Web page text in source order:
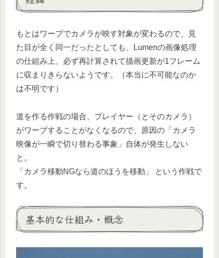
もとはワープでカメラが映す対象が変わるので、見
た目が全く同一だったとしても、Lumenの画像処理
の仕組み上、必ず再計算されて描画更新が1フレーム
に収まりきらないようです。（本当に不可能なのか
は不明です）
道を作る作戦の場合、プレイヤー（とそのカメラ）
がワープすることがなくなるので、原因の「カメラ
映像が一瞬で切り替わる事象」自体が発生しない
と。
「カメラ移動NGなら道のほうを移動」 という作戦で
す。
基本的な仕組み・概念